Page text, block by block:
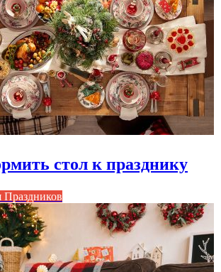
стол к празднику
Праздников